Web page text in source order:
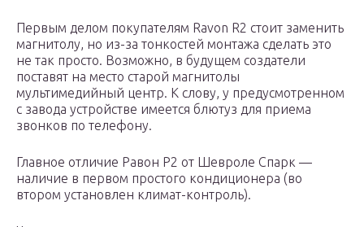
Первым делом покупателям Ravon R2 стоит заменить
магнитолу, но из-за тонкостей монтажа сделать это
не так просто. Возможно, в будущем создатели
поставят на место старой магнитолы
мультимедийный центр. К слову, у предусмотренном
с завода устройстве имеется блютуз для приема
звонков по телефону.
Главное отличие Равон Р2 от Шевроле Спарк —
наличие в первом простого кондиционера (во
втором установлен климат-контроль).